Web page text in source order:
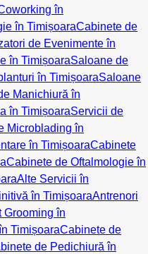
în
în TimișoaraCabinete de
de Evenimente în
în TimișoaraSaloane de
în TimișoaraSaloane
Manichiură în
în TimișoaraServicii de
Microblading în
în TimișoaraCabinete
Cabinete de Oftalmologie în
Alte Servicii în
în TimișoaraAntrenori
Grooming în
TimișoaraCabinete de
de Pedichiură în